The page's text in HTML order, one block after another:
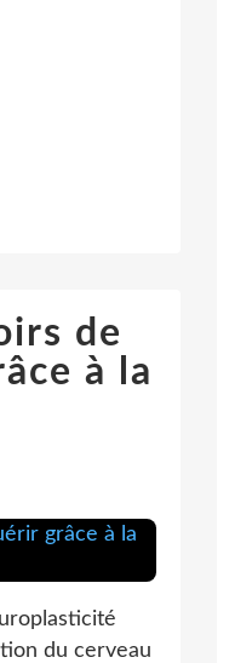
de
à la
du cerveau